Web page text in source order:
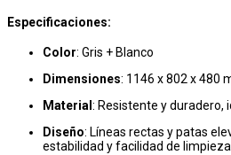
Especificaciones:
Color: Gris + Blanco
Dimensiones: 1146 x 802 x 480
Material : Resistente y duradero,
Diseño: Líneas rectas y patas
estabilidad y facilidad de